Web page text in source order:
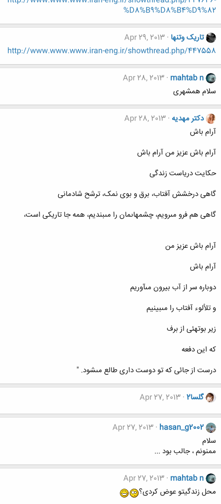
%D8%B9%D8%B4%D9%82
تاریک وتنها Apr 29, 2013
http://www.www.www.iran-eng.ir/showthread.php/447558
mahtab n
Apr 28, 2013
سلام همشهری
دکتر مهدیه Apr 28, 2013
آرام باش
آرام باش عزیز من آرام باش
حکایت دریاست زندگى
گاهى درخشش آفتاب، برق و بوى نمک، ترشح شادمانى
گاهى هم فرو مى‏رویم، چشم‏هاى‏مان را مى‏بندیم، همه جا تاریکى است،
آرام باش عزیز من
آرام باش
دوباره سر از آب بیرون مى‏آوریم
و تلألوء آفتاب را مى‏بینیم
زیر بوته‏ئى از برف
که این دفعه
درست از جائى که تو دوست دارى طالع مى‏شود. "
گلسا2 Apr 27, 2013
hasan_g2002
Apr 27, 2013
سلام
ممنونم ، جالب بود ...
mahtab n
Apr 27, 2013
محل زندگیتو عوض کردی؟